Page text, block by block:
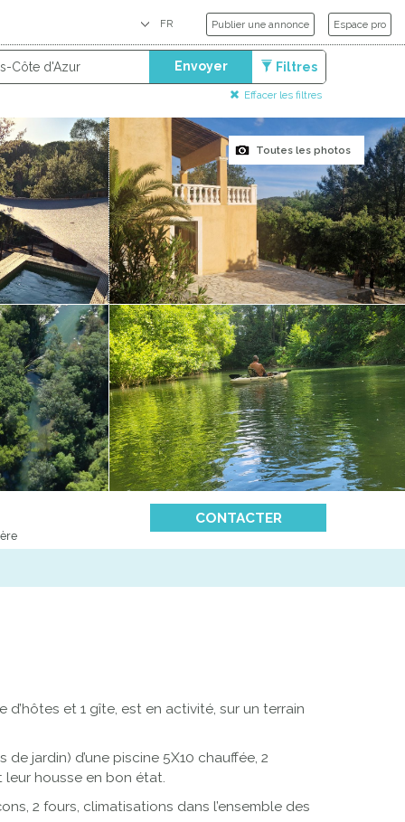
Publier une annonce Espace pro
Envoyer Filtres
Effacer les filtres
Toutes les photos
CONTACTER
et 1 gîte, est en activité, sur un terrain
jardin) d’une piscine 5X10 chauffée, 2
leur housse en bon état.
2 fours, climatisations dans l’ensemble des